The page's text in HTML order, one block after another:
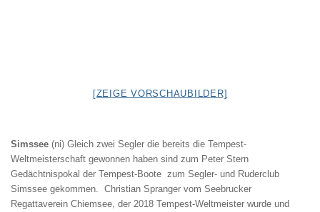
[ZEIGE VORSCHAUBILDER]
Simssee (ni) Gleich zwei Segler die bereits die Tempest-
Weltmeisterschaft gewonnen haben sind zum Peter Stern
Gedächtnispokal der Tempest-Boote zum Segler- und Ruderclub
Simssee gekommen. Christian Spranger vom Seebrucker
Regattaverein Chiemsee, der 2018 Tempest-Weltmeister wurde und